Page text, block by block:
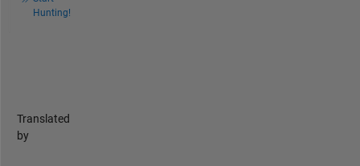
Hunting!
Translated
by